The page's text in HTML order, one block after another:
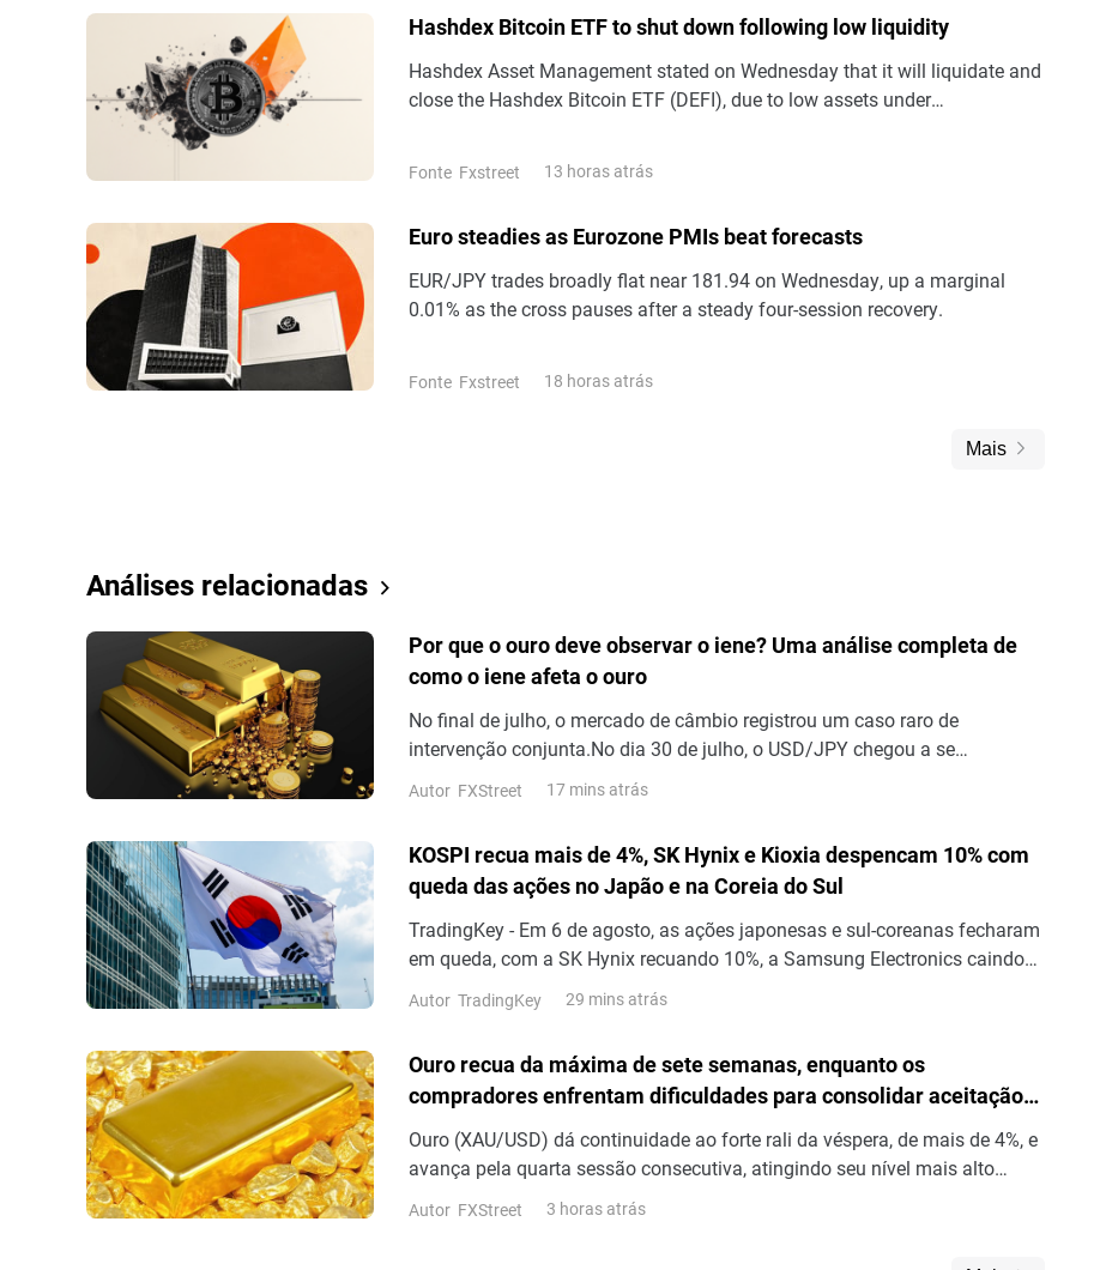
Hashdex Bitcoin ETF to shut down following low liquidity
Hashdex Asset Management stated on Wednesday that it will liquidate and
close the Hashdex Bitcoin ETF (DEFI), due to low assets under
Fonte Fxstreet 13 horas atrás
Euro steadies as Eurozone PMIs beat forecasts
EUR/JPY trades broadly flat near 181.94 on Wednesday, up a marginal
0.01% as the cross pauses after a steady four-session recovery.
Fonte Fxstreet 18 horas atrás
Mais
Análises relacionadas
Por que o ouro deve observar o iene? Uma análise completa de
como o iene afeta o ouro
No final de julho, o mercado de câmbio registrou um caso raro de
intervenção conjunta.No dia 30 de julho, o USD/JPY chegou a se
aproximar de 164 em determinado momento, uma nova máxima desde
1986, o q
Autor FXStreet 17 mins atrás
KOSPI recua mais de 4%, SK Hynix e Kioxia despencam 10% com
queda das ações no Japão e na Coreia do Sul
TradingKey - Em 6 de agosto, as ações japonesas e sul-coreanas fecharam
em queda, com a SK Hynix recuando 10%, a Samsung Electronics caindo
6% e a Kioxia despencando mais de 10%.No fechamento, o Índic
Autor TradingKey 29 mins atrás
Ouro recua da máxima de sete semanas, enquanto os
compradores enfrentam dificuldades para consolidar aceitação
acima de US$ 4.300
Ouro (XAU/USD) dá continuidade ao forte rali da véspera, de mais de 4%, e
avança pela quarta sessão consecutiva, atingindo seu nível mais alto
desde 18 de junho durante a sessão asiática desta quinta-feira.
Autor FXStreet 3 horas atrás